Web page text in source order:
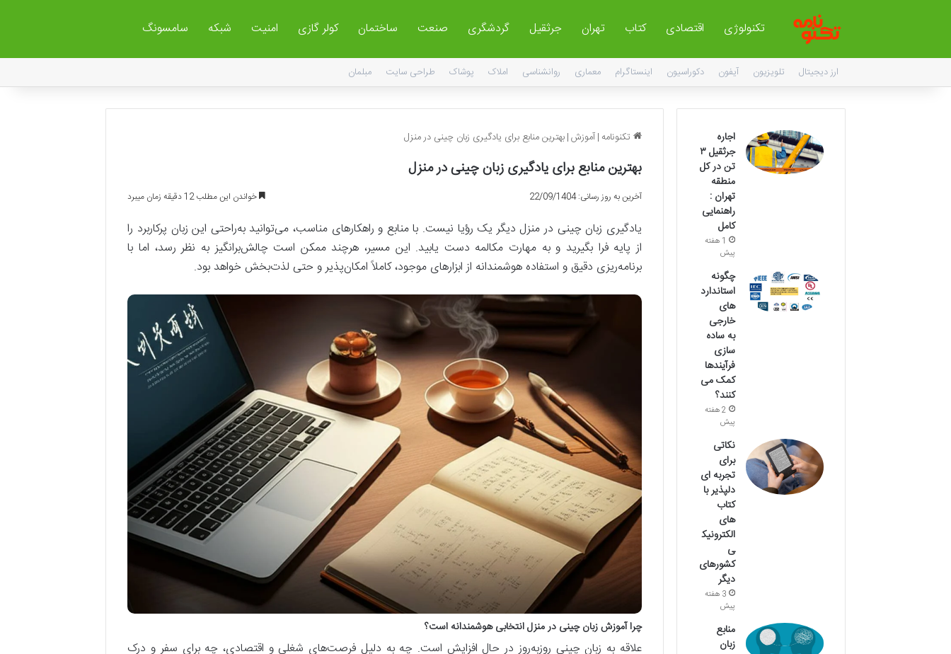
تکنولوژی اقتصادی کتاب تهران جرثقیل گردشگری صنعت ساختمان کولر گازی امنیت شبکه سامسونگ
ارز دیجیتال تلویزیون آیفون دکوراسیون اینستاگرام معماری روانشناسی املاک پوشاک طراحی سایت مبلمان
تکنونامه |آموزش|بهترین منابع برای یادگیری زبان چینی در منزل
بهترین منابع برای یادگیری زبان چینی در منزل
آخرین به روز رسانی: 22/09/1404 خواندن این مطلب 12 دقیقه زمان میبرد
یادگیری زبان چینی در منزل دیگر یک رؤیا نیست. با منابع و راهکارهای مناسب، می‌توانید به‌راحتی این زبان پرکاربرد را
از پایه فرا بگیرید و به مهارت مکالمه دست یابید. این مسیر، هرچند ممکن است چالش‌برانگیز به نظر رسد، اما با
برنامه‌ریزی دقیق و استفاده هوشمندانه از ابزارهای موجود، کاملاً امکان‌پذیر و حتی لذت‌بخش خواهد بود.
چرا آموزش زبان چینی در منزل انتخابی هوشمندانه است؟
علاقه به زبان چینی روزبه‌روز در حال افزایش است. چه به دلیل فرصت‌های شغلی و اقتصادی، چه برای سفر و درک
اجاره
جرثقیل ۳
تن در کل
منطقه
تهران :
راهنمایی
کامل
1 هفته
پیش
چگونه
استاندارد
های
خارجی
به ساده
سازی
فرآیندها
کمک می
کنند؟
2 هفته
پیش
نکاتی
برای
تجربه ای
دلپذیر با
کتاب
های
الکترونیک
ی
کشورهای
دیگر
3 هفته
پیش
منابع
زبان